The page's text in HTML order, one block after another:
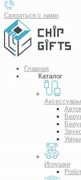
Связаться с нами
Главная
Каталог
Аксессуары
Игрушки